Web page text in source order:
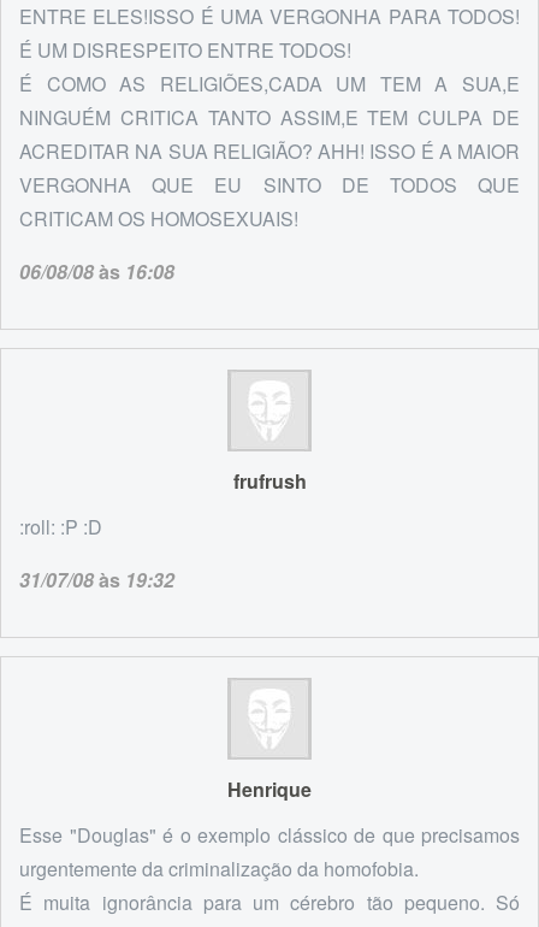
ENTRE ELES!ISSO É UMA VERGONHA PARA TODOS!
É UM DISRESPEITO ENTRE TODOS!
É COMO AS RELIGIÕES,CADA UM TEM A SUA,E
NINGUÉM CRITICA TANTO ASSIM,E TEM CULPA DE
ACREDITAR NA SUA RELIGIÃO? AHH! ISSO É A MAIOR
VERGONHA QUE EU SINTO DE TODOS QUE
CRITICAM OS HOMOSEXUAIS!
06/08/08às 16:08
frufrush
:roll: :P :D
31/07/08às 19:32
Henrique
Esse "Douglas" é o exemplo clássico de que precisamos
urgentemente da criminalização da homofobia.
É muita ignorância para um cérebro tão pequeno. Só